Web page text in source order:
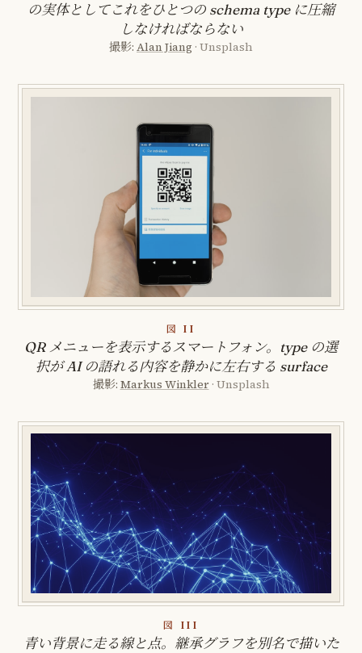
の実体としてこれをひとつの schema type に圧縮
しなければならない
撮影: Alan Jiang · Unsplash
図 II
QR メニューを表示するスマートフォン。type の選
択が AI の語れる内容を静かに左右する surface
撮影: Markus Winkler · Unsplash
図 III
青い背景に走る線と点。継承グラフを別名で描いた